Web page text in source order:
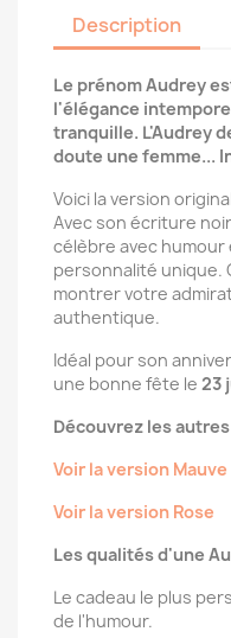
Description
Le prénom Audrey
l'élégance
tranquille. L'Audrey
doute une femme...
Voici la version
Avec son écriture
célèbre avec
personnalité unique.
montrer votre
authentique.
Idéal pour son
une bonne fête le 23
Découvrez les
Voir la version Mauve
Voir la version Rose
Les qualités d'une
Le cadeau le plus
de l'humour.